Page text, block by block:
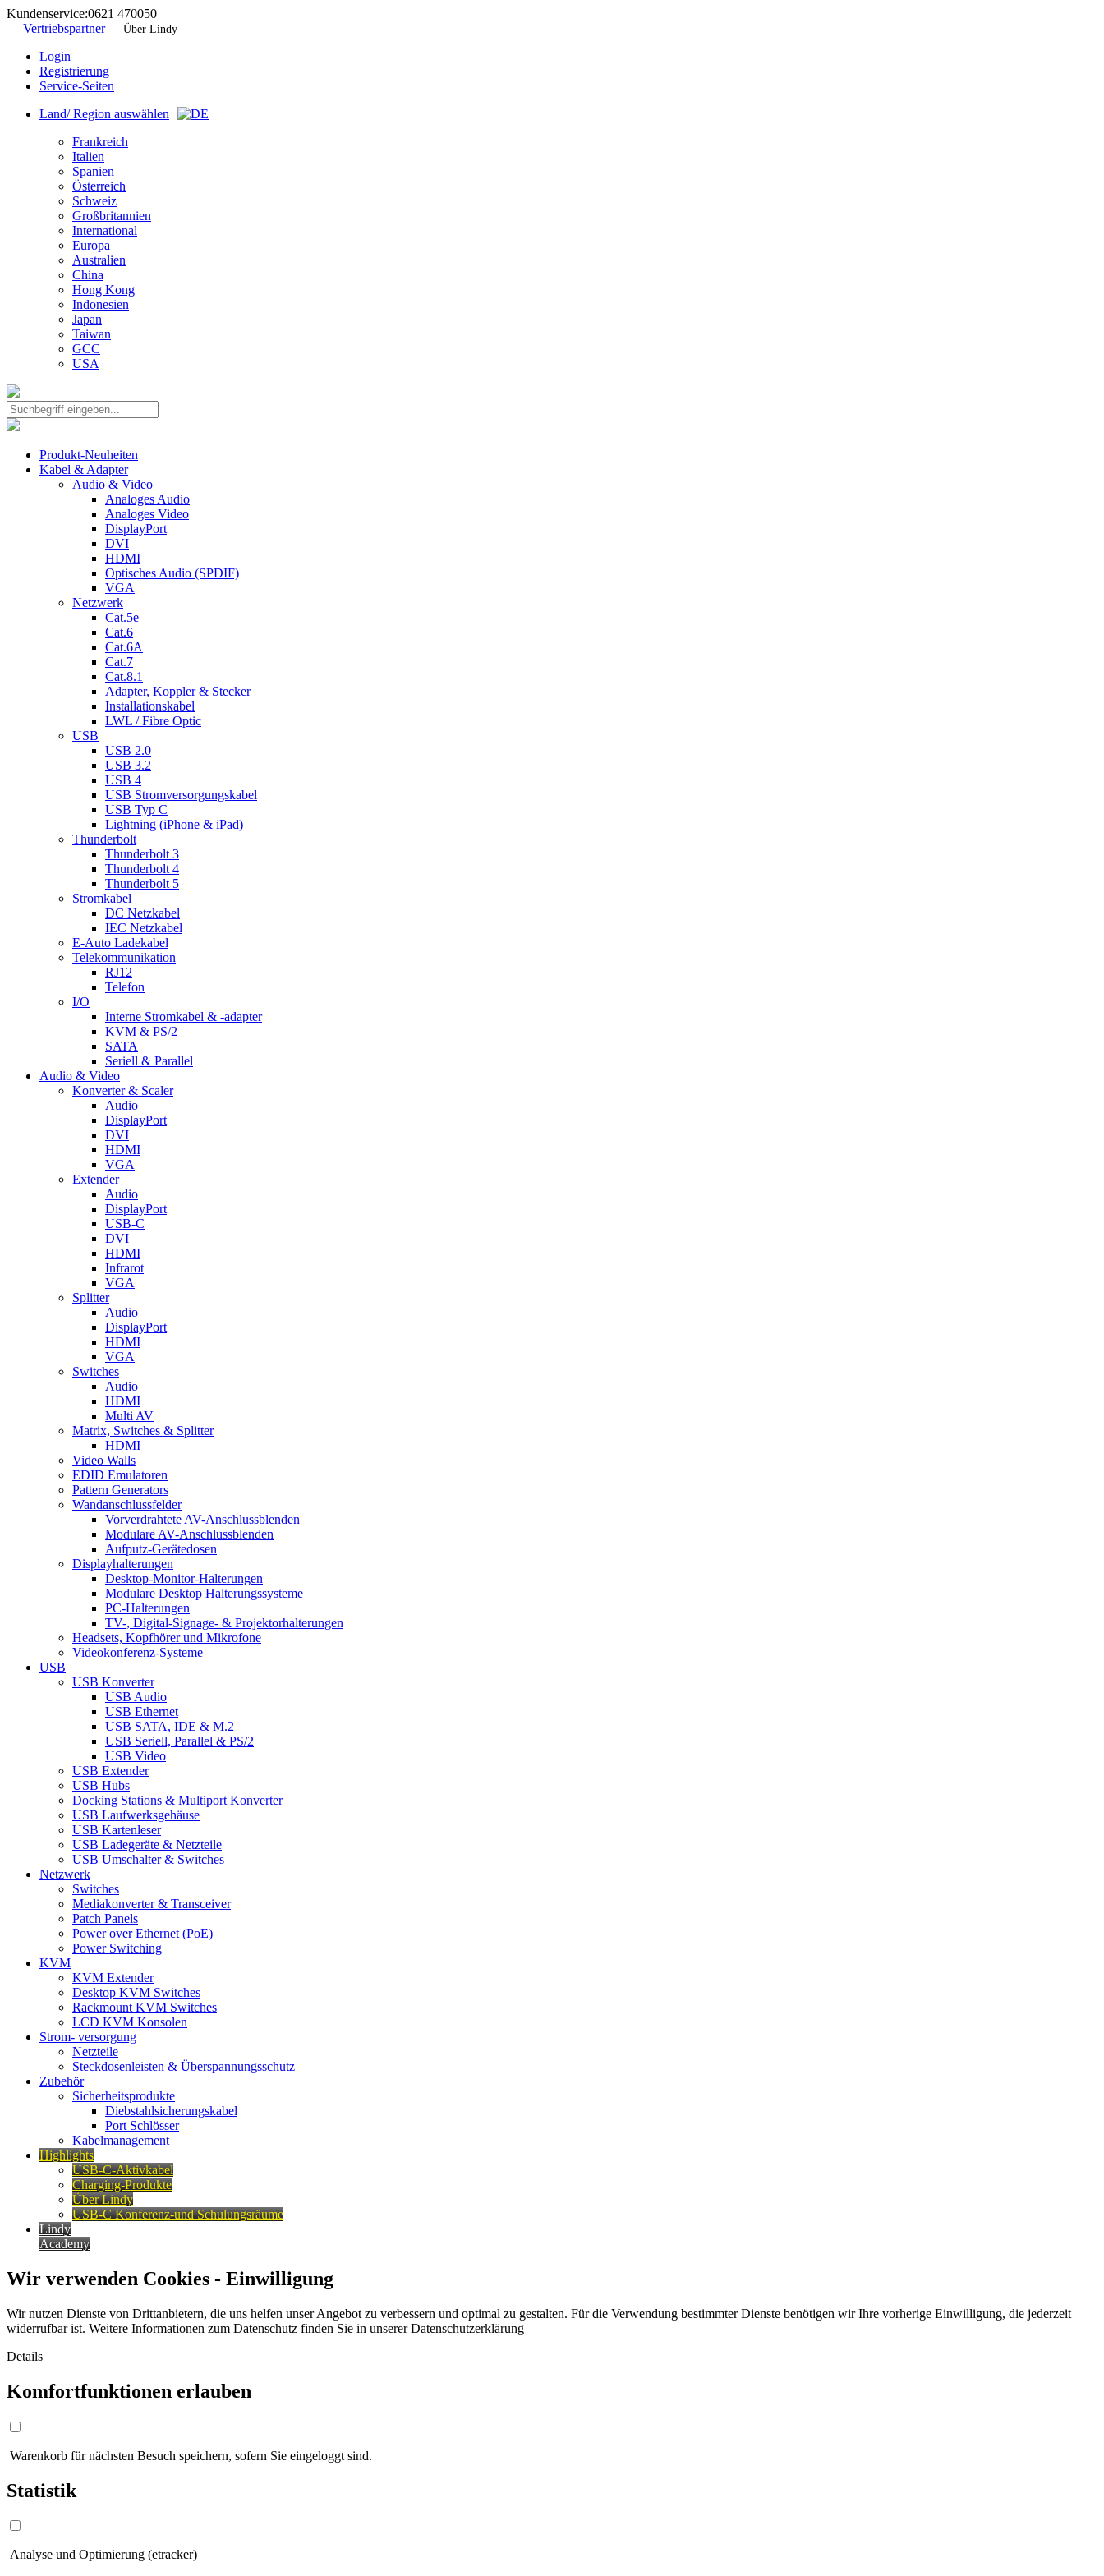
Kundenservice:0621 470050
Vertriebspartner
Über Lindy
Login
Registrierung
Service-Seiten
Land/ Region auswählen
Frankreich
Italien
Spanien
Österreich
Schweiz
Großbritannien
International
Europa
Australien
China
Hong Kong
Indonesien
Japan
Taiwan
GCC
USA
Produkt-Neuheiten
Kabel & Adapter
Audio & Video
Analoges Audio
Analoges Video
DisplayPort
DVI
HDMI
Optisches Audio (SPDIF)
VGA
Netzwerk
Cat.5e
Cat.6
Cat.6A
Cat.7
Cat.8.1
Adapter, Koppler & Stecker
Installationskabel
LWL / Fibre Optic
USB
USB 2.0
USB 3.2
USB 4
USB Stromversorgungskabel
USB Typ C
Lightning (iPhone & iPad)
Thunderbolt
Thunderbolt 3
Thunderbolt 4
Thunderbolt 5
Stromkabel
DC Netzkabel
IEC Netzkabel
E-Auto Ladekabel
Telekommunikation
RJ12
Telefon
I/O
Interne Stromkabel & -adapter
KVM & PS/2
SATA
Seriell & Parallel
Audio & Video
Konverter & Scaler
Audio
DisplayPort
DVI
HDMI
VGA
Extender
Audio
DisplayPort
USB-C
DVI
HDMI
Infrarot
VGA
Splitter
Audio
DisplayPort
HDMI
VGA
Switches
Audio
HDMI
Multi AV
Matrix, Switches & Splitter
HDMI
Video Walls
EDID Emulatoren
Pattern Generators
Wandanschlussfelder
Vorverdrahtete AV-Anschlussblenden
Modulare AV-Anschlussblenden
Aufputz-Gerätedosen
Displayhalterungen
Desktop-Monitor-Halterungen
Modulare Desktop Halterungssysteme
PC-Halterungen
TV-, Digital-Signage- & Projektorhalterungen
Headsets, Kopfhörer und Mikrofone
Videokonferenz-Systeme
USB
USB Konverter
USB Audio
USB Ethernet
USB SATA, IDE & M.2
USB Seriell, Parallel & PS/2
USB Video
USB Extender
USB Hubs
Docking Stations & Multiport Konverter
USB Laufwerksgehäuse
USB Kartenleser
USB Ladegeräte & Netzteile
USB Umschalter & Switches
Netzwerk
Switches
Mediakonverter & Transceiver
Patch Panels
Power over Ethernet (PoE)
Power Switching
KVM
KVM Extender
Desktop KVM Switches
Rackmount KVM Switches
LCD KVM Konsolen
Strom- versorgung
Netzteile
Steckdosenleisten & Überspannungsschutz
Zubehör
Sicherheitsprodukte
Diebstahlsicherungskabel
Port Schlösser
Kabelmanagement
Highlights
USB-C-Aktivkabel
Charging-Produkte
Über Lindy
USB-C Konferenz-und Schulungsräume
Lindy
Academy
Wir verwenden Cookies - Einwilligung
Wir nutzen Dienste von Drittanbietern, die uns helfen unser Angebot zu verbessern und optimal zu gestalten. Für die Verwendung bestimmter Dienste benötigen wir Ihre vorherige Einwilligung, die jederzeit
widerrufbar ist. Weitere Informationen zum Datenschutz finden Sie in unsererDatenschutzerklärung
Details
Komfortfunktionen erlauben
Warenkorb für nächsten Besuch speichern, sofern Sie eingeloggt sind.
Statistik
Analyse und Optimierung (etracker)